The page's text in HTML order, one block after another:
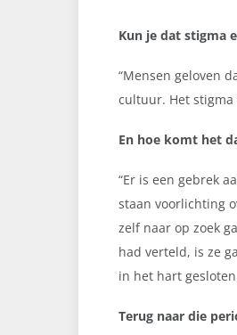
Kun je dat stigma
“Mensen geloven
cultuur. Het
En hoe komt het
“Er is een gebrek
staan voorlichting
zelf naar op zoek
had verteld, is ze
in het hart
Terug naar die